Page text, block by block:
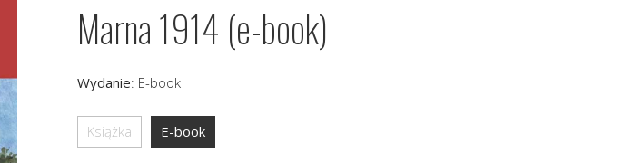
Marna 1914 (e-book)
Wydanie: E-book
Książka E-book